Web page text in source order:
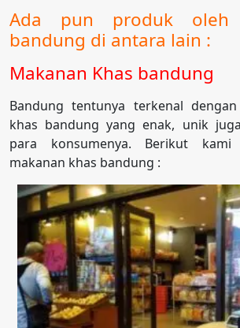
Ada pun produk oleh
bandung di antara lain :
Makanan Khas bandung
Bandung tentunya terkenal
khas bandung yang enak, unik
para konsumenya. Berikut kami
makanan khas bandung :